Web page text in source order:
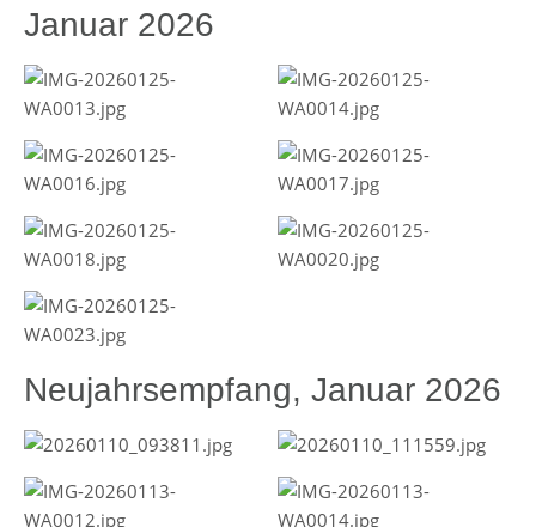
Januar 2026
Neujahrsempfang, Januar 2026